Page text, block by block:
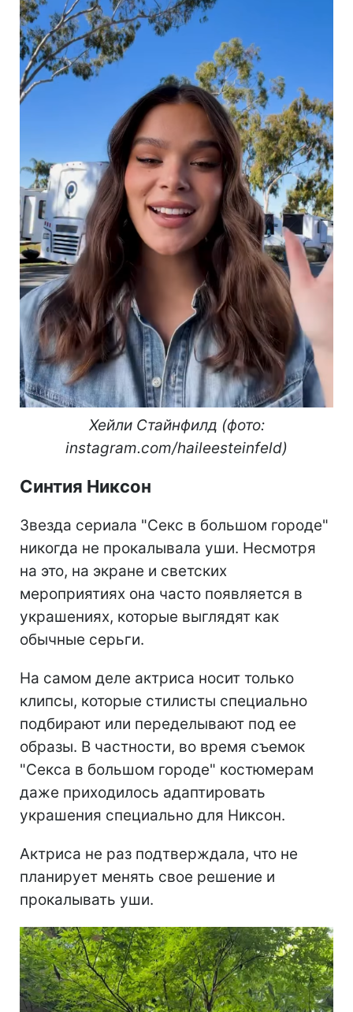
Хейли Стайнфилд (фото:
instagram.com/haileesteinfeld)
Синтия Никсон
Звезда сериала "Секс в большом городе"
никогда не прокалывала уши. Несмотря
на это, на экране и светских
мероприятиях она часто появляется в
украшениях, которые выглядят как
обычные серьги.
На самом деле актриса носит только
клипсы, которые стилисты специально
подбирают или переделывают под ее
образы. В частности, во время съемок
"Секса в большом городе" костюмерам
даже приходилось адаптировать
украшения специально для Никсон.
Актриса не раз подтверждала, что не
планирует менять свое решение и
прокалывать уши.